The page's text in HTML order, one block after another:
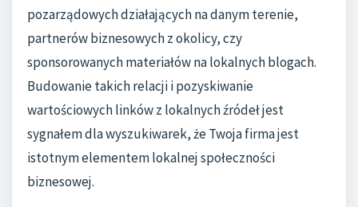
pozarządowych działających na danym terenie,
partnerów biznesowych z okolicy, czy
sponsorowanych materiałów na lokalnych blogach.
Budowanie takich relacji i pozyskiwanie
wartościowych linków z lokalnych źródeł jest
sygnałem dla wyszukiwarek, że Twoja firma jest
istotnym elementem lokalnej społeczności
biznesowej.